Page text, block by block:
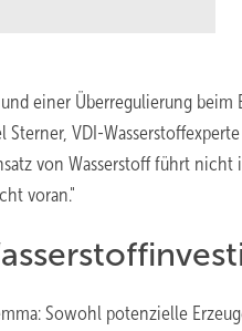
einer Überregulierung
VDI-
von Wasserstoff führt
voran."
Sowohl potenzielle